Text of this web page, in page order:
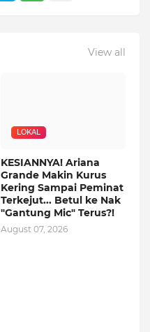
View all
LOKAL
KESIANNYA! Ariana
Grande Makin Kurus
Kering Sampai Peminat
Terkejut... Betul ke Nak
"Gantung Mic" Terus?!
August 07, 2026